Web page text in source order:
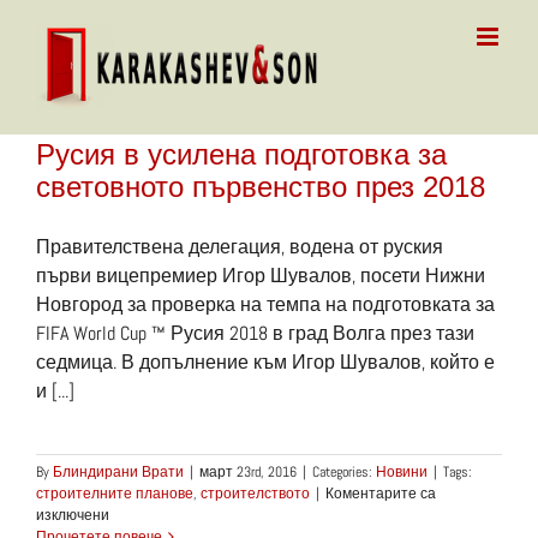
Русия в усилена подготовка за
световното първенство през 2018
Правителствена делегация, водена от руския
първи вицепремиер Игор Шувалов, посети Нижни
Новгород за проверка на темпа на подготовката за
FIFA World Cup ™ Русия 2018 в град Волга през тази
седмица. В допълнение към Игор Шувалов, който е
и [...]
By Блиндирани Врати | март 23rd, 2016 | Categories: Новини | Tags:
строителните планове, строителството | Коментарите са
изключени